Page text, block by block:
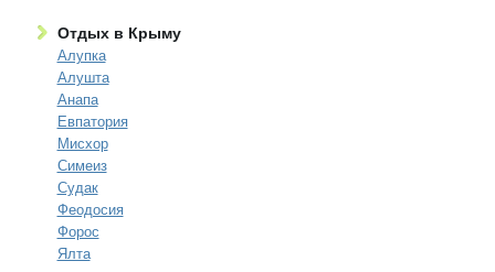
Отдых в Крыму
Алупка
Алушта
Анапа
Евпатория
Мисхор
Симеиз
Судак
Феодосия
Форос
Ялта